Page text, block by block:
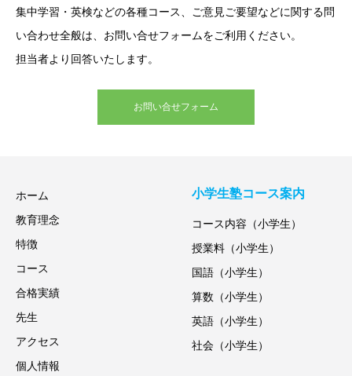
集中学習・英検などの各種コース、ご意見ご要望などに関する問
い合わせ全般は、お問い合せフォームをご利用ください。
担当者より回答いたします。
お問い合せフォーム
ホーム
教育理念
特徴
コース
合格実績
先生
アクセス
個人情報
小学生塾コース案内
コース内容（小学生）
授業料（小学生）
国語（小学生）
算数（小学生）
英語（小学生）
社会（小学生）